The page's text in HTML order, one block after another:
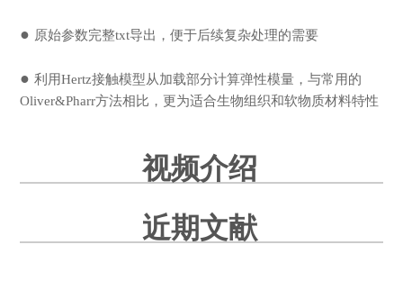
● 原始参数完整txt导出，便于后续复杂处理的需要
●利用Hertz接触模型从加载部分计算弹性模量，与常用的
Oliver&Pharr方法相比，更为适合生物组织和软物质材料特性
视频介绍
近期文献